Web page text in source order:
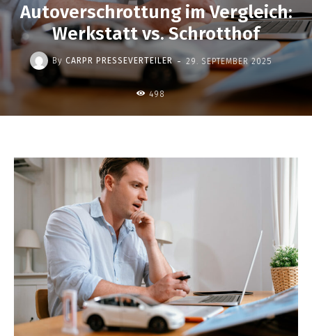
Autoverschrottung im Vergleich:
Werkstatt vs. Schrotthof
By CARPR PRESSEVERTEILER - 29. SEPTEMBER 2025
498